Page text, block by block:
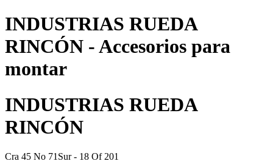
INDUSTRIAS RUEDA
RINCÓN - Accesorios para
montar
INDUSTRIAS RUEDA
RINCÓN
Cra 45 No 71Sur - 18 Of 201